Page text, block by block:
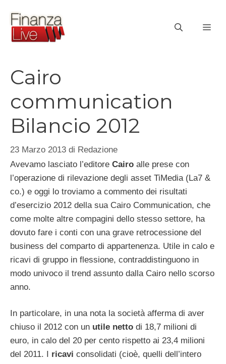
contenuto
Cairo
communication
Bilancio 2012
23 Marzo 2013 di Redazione
Avevamo lasciato l’editore Cairo alle prese con
l’operazione di rilevazione degli asset TiMedia (La7 &
co.) e oggi lo troviamo a commento dei risultati
d’esercizio 2012 della sua Cairo Communication, che
come molte altre compagini dello stesso settore, ha
dovuto fare i conti con una grave retrocessione del
business del comparto di appartenenza. Utile in calo e
ricavi di gruppo in flessione, contraddistinguono in
modo univoco il trend assunto dalla Cairo nello scorso
anno.
In particolare, in una nota la società afferma di aver
chiuso il 2012 con un utile netto di 18,7 milioni di
euro, in calo del 20 per cento rispetto ai 23,4 milioni
del 2011. I ricavi consolidati (cioè, quelli dell’intero